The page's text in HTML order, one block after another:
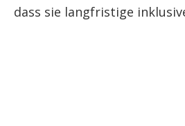
dass sie langfristige